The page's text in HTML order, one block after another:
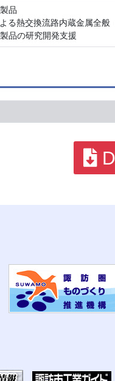
品
る熱交換流路内蔵金属全般
品の研究開発支援